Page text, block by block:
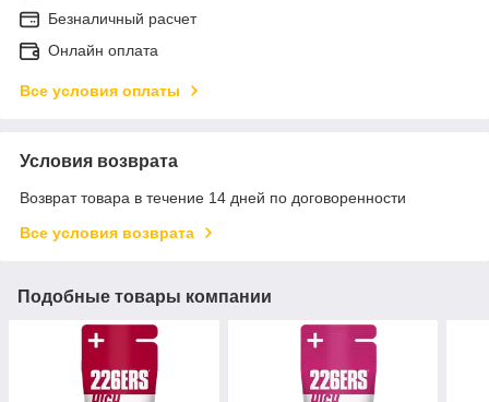
Безналичный расчет
Онлайн оплата
Все условия оплаты
Условия возврата
Возврат товара в течение 14 дней по договоренности
Все условия возврата
Подобные товары компании